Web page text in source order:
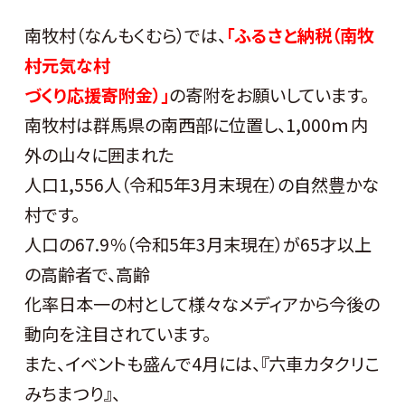
南牧村（なんもくむら）では、 「ふるさと納税（南牧
村元気な村
づくり応援寄附金）」の寄附をお願いしています。
南牧村は群馬県の南西部に位置し、1,000ｍ内
外の山々に囲まれた
人口1,556人（令和5年3月末現在）の自然豊かな
村です。
人口の67.9％（令和5年3月末現在）が65才以上
の高齢者で、高齢
化率日本一の村として様々なメディアから今後の
動向を注目されています。
また、イベントも盛んで4月には、『六車カタクリこ
みちまつり』、